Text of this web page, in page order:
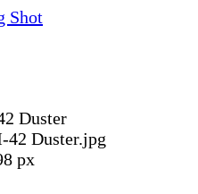
Duster
42 Duster.jpg
px